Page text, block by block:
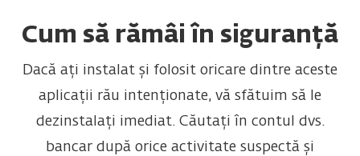
Cum să rămâi în siguranță
Dacă ați instalat și folosit oricare dintre aceste
aplicații rău intenționate, vă sfătuim să le
dezinstalați imediat. Căutați în contul dvs.
bancar după orice activitate suspectă și